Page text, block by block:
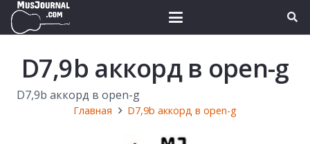
D7,9b аккорд в open-g
D7,9b аккорд в open-g
Главная D7,9b аккорд в open-g